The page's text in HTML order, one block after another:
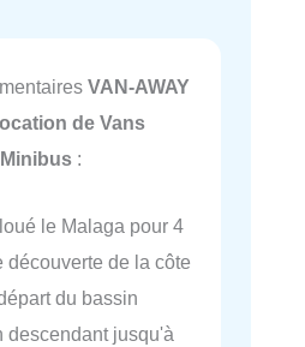
VAN-AWAY
de Vans
:
le Malaga pour 4
découverte de la côte
du bassin
descendant jusqu'à